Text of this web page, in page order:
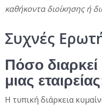
καθήκοντα διοίκησης ή
Συχνές
Πόσο
μιας
Η τυπική διάρκεια